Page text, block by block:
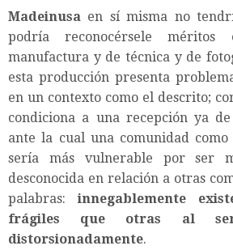
Madeinusa en sí misma no
podría reconocérsele
manufactura y de técnica y de
esta producción presenta
en un contexto como el descrito;
condiciona a una recepción ya
ante la cual una comunidad
sería más vulnerable por ser
desconocida en relación a otras
palabras: innegablemente
frágiles que otras al ser
distorsionadamente.